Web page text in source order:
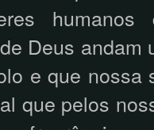
humanos
Deus andam
e que nossa
que pelos